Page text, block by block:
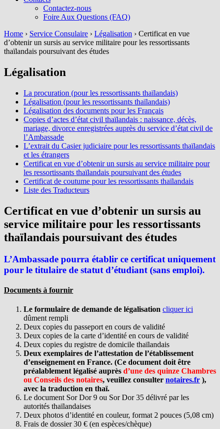
Contactez-nous
Foire Aux Questions (FAQ)
Home › Service Consulaire › Légalisation › Certificat en vue
d’obtenir un sursis au service militaire pour les ressortissants
thaïlandais poursuivant des études
Légalisation
La procuration (pour les ressortissants thaïlandais)
Légalisation (pour les ressortissants thaïlandais)
Légalisation des documents pour les Français
Copies d’actes d’état civil thaïlandais : naissance, décès,
mariage, divorce enregistrées auprès du service d’état civil de
l’Ambassade
L’extrait du Casier judiciaire pour les ressortissants thaïlandais
et les étrangers
Certificat en vue d’obtenir un sursis au service militaire pour
les ressortissants thaïlandais poursuivant des études
Certificat de coutume pour les ressortissants thaïlandais
Liste des Traducteurs
Certificat en vue d’obtenir un sursis au
service militaire pour les ressortissants
thaïlandais poursuivant des études
L’Ambassade pourra établir ce certificat uniquement
pour le titulaire de statut d’étudiant (sans emploi).
Documents à fournir
Le formulaire de demande de légalisation cliquer ici
dûment rempli
Deux copies du passeport en cours de validité
Deux copies de la carte d’identité en cours de validité
Deux copies du registre de domicile thaïlandais
Deux exemplaires de l’attestation de l’établissement
d’enseignement en France. (Ce document doit être
préalablement légalisé auprès d’une des quinze Chambres
ou Conseils des notaires, veuillez consulter notaires.fr ),
avec la traduction en thaï.
Le document Sor Dor 9 ou Sor Dor 35 délivré par les
autorités thaïlandaises
Deux photos d’identité en couleur, format 2 pouces (5,08 cm)
Frais de dossier 30 € (en espèces/chèque)